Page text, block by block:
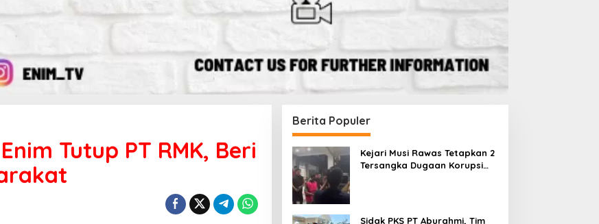
Tutup PT RMK, Beri
Berita Populer
Kejari Musi Rawas Tetapkan 2
Tersangka Dugaan Korupsi
Sidak PKS PT Aburahmi, Tim